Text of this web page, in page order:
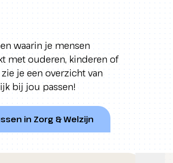
waarin je mensen
met ouderen, kinderen of
je een overzicht van
bij jou passen!
in Zorg & Welzijn